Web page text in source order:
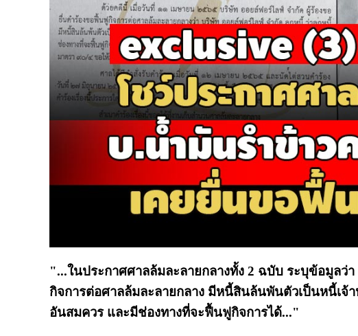
"...ในประกาศศาลล้มละลายกลางทั้ง 2 ฉบับ ระบุข้อมูล
กิจการต่อศาลล้มละลายกลาง มีหนี้สินล้นพันตัวเป็นหนี้เ
อันสมควร และมีช่องทางที่จะฟื้นฟูกิจการได้..."